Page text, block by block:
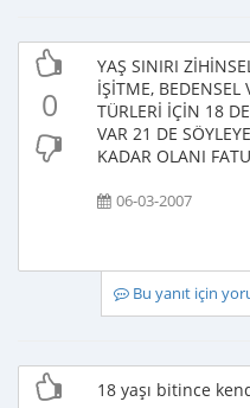
0
YAŞ SINIRI
İŞİTME, BEDENSEL
TÜRLERİ İÇİN 18
VAR 21 DE
KADAR OLANI
06-03-2007
Bu yanıt için
18 yaşı bitince